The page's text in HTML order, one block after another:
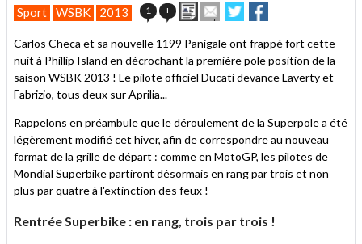
Sport WSBK 2013 1 + ImprimerEnvoyer
cet
à
un
ami
Partager
sur
sur
Carlos Checa et sa nouvelle 1199 Panigale ont frappé fort cette
nuit à Phillip Island en décrochant la première pole position de la
saison WSBK 2013 ! Le pilote officiel Ducati devance Laverty et
Fabrizio, tous deux sur Aprilia...
Rappelons en préambule que le déroulement de la Superpole a été
légèrement modifié cet hiver, afin de correspondre au nouveau
format de la grille de départ : comme en MotoGP, les pilotes de
Mondial Superbike partiront désormais en rang par trois et non
plus par quatre à l'extinction des feux !
Rentrée Superbike : en rang, trois par trois !